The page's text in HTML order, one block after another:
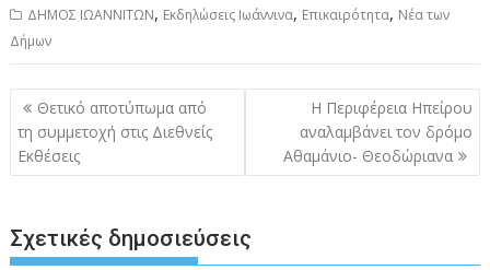
ΔΗΜΟΣ ΙΩΑΝΝΙΤΩΝ, Εκδηλώσεις Ιωάννινα, Επικαιρότητα, Νέα των
Δήμων
Πλοήγηση
άρθρων
Θετικό αποτύπωμα από
τη συμμετοχή στις Διεθνείς
Εκθέσεις
Η Περιφέρεια Ηπείρου
αναλαμβάνει τον δρόμο
Αθαμάνιο- Θεοδώριανα
Σχετικές δημοσιεύσεις